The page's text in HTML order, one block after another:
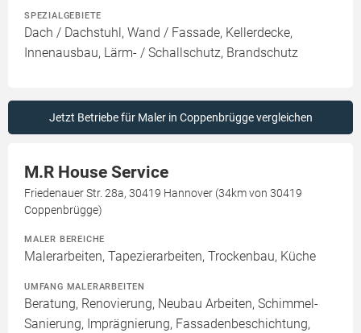
SPEZIALGEBIETE
Dach / Dachstuhl, Wand / Fassade, Kellerdecke,
Innenausbau, Lärm- / Schallschutz, Brandschutz
Jetzt Betriebe für Maler in Coppenbrügge vergleichen
M.R House Service
Friedenauer Str. 28a, 30419 Hannover (34km von 30419
Coppenbrügge)
MALER BEREICHE
Malerarbeiten, Tapezierarbeiten, Trockenbau, Küche
UMFANG MALERARBEITEN
Beratung, Renovierung, Neubau Arbeiten, Schimmel-
Sanierung, Imprägnierung, Fassadenbeschichtung,